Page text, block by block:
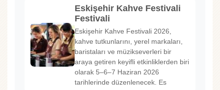
Eskişehir Kahve Festivali
Festivali
Eskişehir Kahve Festivali 2026,
kahve tutkunlarını, yerel markaları,
baristaları ve müzikseverleri bir
araya getiren keyifli etkinliklerden biri
olarak 5–6–7 Haziran 2026
tarihlerinde düzenlenecek. Es